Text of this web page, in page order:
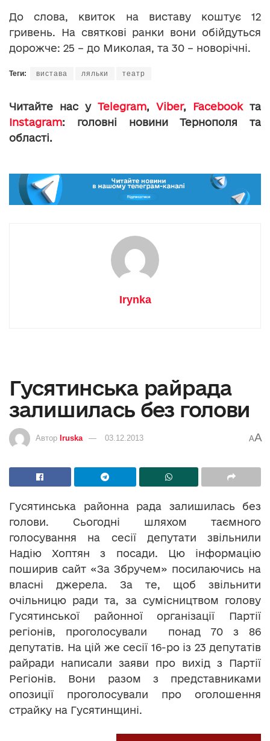
До слова, квиток на виставу коштує 12
гривень. На святкові ранки вони обійдуться
дорожче: 25 – до Миколая, та 30 – новорічні.
Теги: вистава ляльки театр
Читайте нас у Telegram, Viber, Facebookта
Instagram: головні новини Тернополя та
області.
Irynka
Гусятинська райрада
залишилась без голови
Автор Iruska 03.12.2013 AA
Гусятинська районна рада залишилась без
голови. Сьогодні шляхом таємного
голосування на сесії депутати звільнили
Надію Хоптян з посади. Цю інформацію
поширив сайт «За Збручем» посилаючись на
власні джерела. За те, щоб звільнити
очільницю ради та, за сумісництвом голову
Гусятинської районної організації Партії
регіонів, проголосували понад 70 з 86
депутатів. На цій же сесії 16-ро із 23 депутатів
райради написали заяви про вихід з Партії
Регіонів. Вони разом з представниками
опозиції проголосували про оголошення
страйку на Гусятинщині.